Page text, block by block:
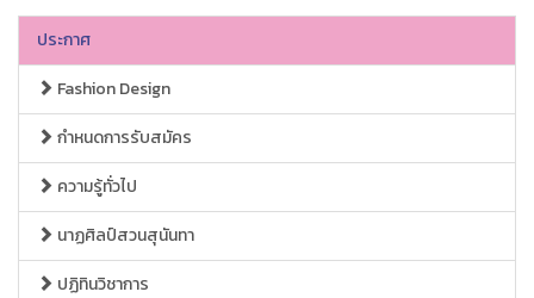
ประกาศ
Fashion Design
กำหนดการรับสมัคร
ความรู้ทั่วไป
นาฏศิลป์สวนสุนันทา
ปฏิทินวิชาการ